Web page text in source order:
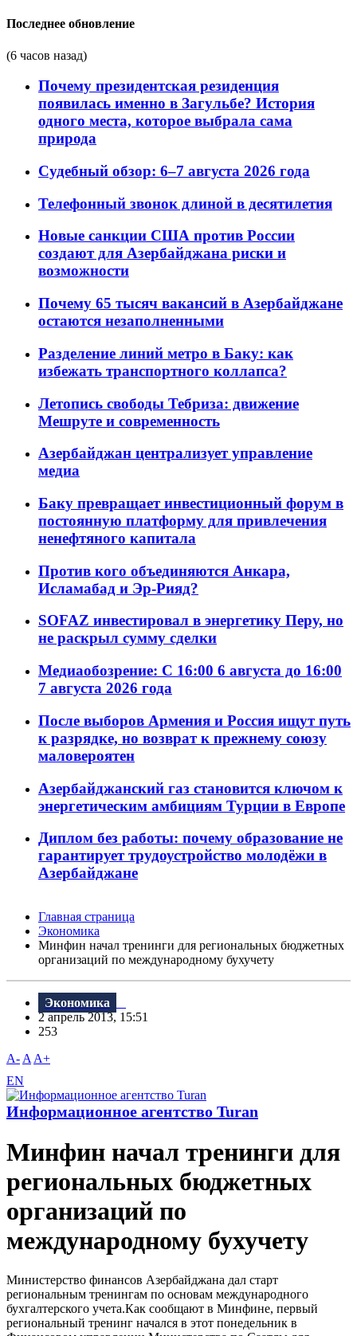
Последнее обновление
(6 часов назад)
Почему президентская резиденция
появилась именно в Загульбе? История
одного места, которое выбрала сама
природа
Судебный обзор: 6–7 августа 2026 года
Телефонный звонок длиной в десятилетия
Новые санкции США против России
создают для Азербайджана риски и
возможности
Почему 65 тысяч вакансий в Азербайджане
остаются незаполненными
Разделение линий метро в Баку: как
избежать транспортного коллапса?
Летопись свободы Тебриза: движение
Мешруте и современность
Азербайджан централизует управление
медиа
Баку превращает инвестиционный форум в
постоянную платформу для привлечения
ненефтяного капитала
Против кого объединяются Анкара,
Исламабад и Эр-Рияд?
SOFAZ инвестировал в энергетику Перу, но
не раскрыл сумму сделки
Медиаобозрение: С 16:00 6 августа до 16:00
7 августа 2026 года
После выборов Армения и Россия ищут путь
к разрядке, но возврат к прежнему союзу
маловероятен
Азербайджанский газ становится ключом к
энергетическим амбициям Турции в Европе
Диплом без работы: почему образование не
гарантирует трудоустройство молодёжи в
Азербайджане
Главная страница
Экономика
Минфин начал тренинги для региональных бюджетных
организаций по международному бухучету
Экономика
2 апрель 2013, 15:51
253
A- A A+
EN
Информационное агентство Turan
Минфин начал тренинги для
региональных бюджетных
организаций по
международному бухучету
Министерство финансов Азербайджана дал старт
региональным тренингам по основам международного
бухгалтерского учета.Как сообщают в Минфине, первый
региональный тренинг начался в этот понедельник в